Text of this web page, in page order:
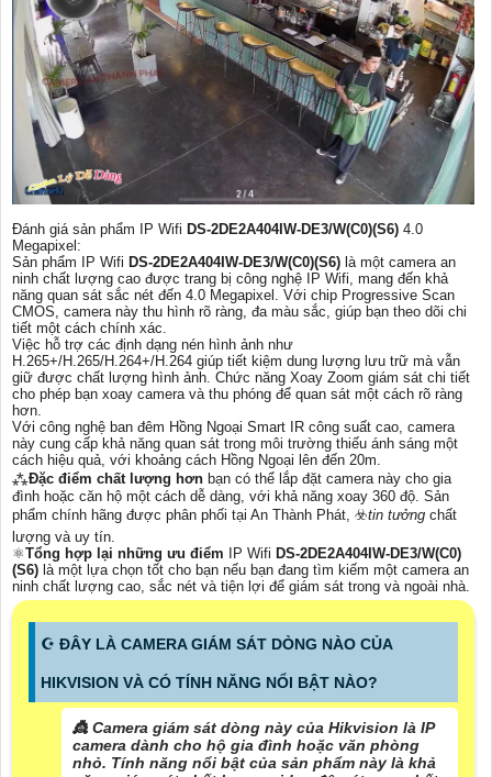
Đánh giá sản phẩm IP Wifi DS-2DE2A404IW-DE3/W(C0)(S6) 4.0
Megapixel:
Sản phẩm IP Wifi DS-2DE2A404IW-DE3/W(C0)(S6) là một camera an
ninh chất lượng cao được trang bị công nghệ IP Wifi, mang đến khả
năng quan sát sắc nét đến 4.0 Megapixel. Với chip Progressive Scan
CMOS, camera này thu hình rõ ràng, đa màu sắc, giúp bạn theo dõi chi
tiết một cách chính xác.
Việc hỗ trợ các định dạng nén hình ảnh như
H.265+/H.265/H.264+/H.264 giúp tiết kiệm dung lượng lưu trữ mà vẫn
giữ được chất lượng hình ảnh. Chức năng Xoay Zoom giám sát chi tiết
cho phép bạn xoay camera và thu phóng để quan sát một cách rõ ràng
hơn.
Với công nghệ ban đêm Hồng Ngoại Smart IR công suất cao, camera
này cung cấp khả năng quan sát trong môi trường thiếu ánh sáng một
cách hiệu quả, với khoảng cách Hồng Ngoại lên đến 20m.
⁂Đặc điểm chất lượng hơn bạn có thể lắp đặt camera này cho gia
đình hoặc căn hộ một cách dễ dàng, với khả năng xoay 360 độ. Sản
phẩm chính hãng được phân phối tại An Thành Phát, ☣️tin tưởng chất
lượng và uy tín.
⚛️Tổng hợp lại những ưu điểm IP Wifi DS-2DE2A404IW-DE3/W(C0)
(S6) là một lựa chọn tốt cho bạn nếu bạn đang tìm kiếm một camera an
ninh chất lượng cao, sắc nét và tiện lợi để giám sát trong và ngoài nhà.
☪ ĐÂY LÀ CAMERA GIÁM SÁT DÒNG NÀO CỦA
HIKVISION VÀ CÓ TÍNH NĂNG NỔI BẬT NÀO?
👸 Camera giám sát dòng này của Hikvision là IP
camera dành cho hộ gia đình hoặc văn phòng
nhỏ. Tính năng nổi bật của sản phẩm này là khả